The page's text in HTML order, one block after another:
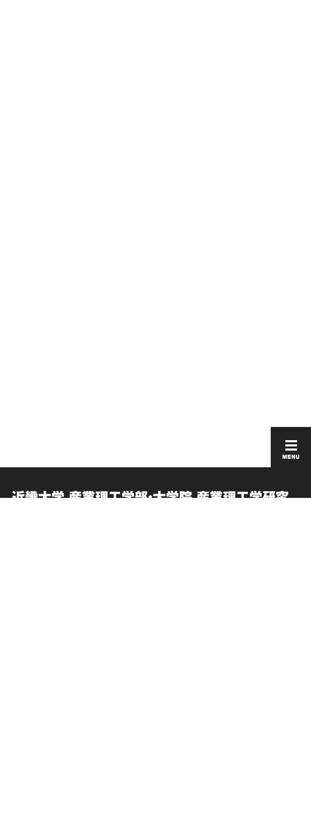
近畿大学 産業理工学部・大学院 産業理工学研究